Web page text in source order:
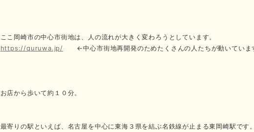
ここ岡崎市の中心市街地は、人の流れが大きく変わろうとしています。
https://quruwa.jp/ ←中心市街地再開発のためたくさんの人たちが動いていま
お店から歩いて約１０分。
最寄りの駅といえば、名古屋を中心に東海３県を結ぶ名鉄線が止まる東岡崎駅です